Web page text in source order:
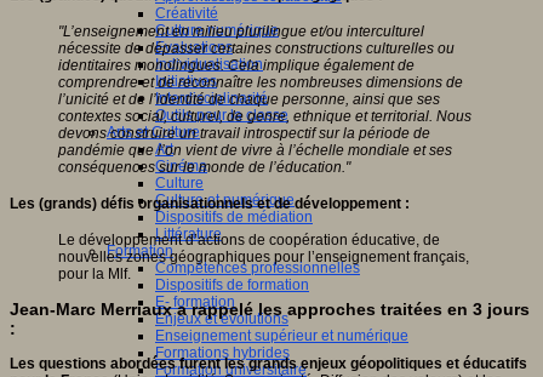
Créativité
Culture numérique
Evaluations
Individualisation
Initiatives
Interdisciplinarité
Outils pour la classe
Arts et Culture
Art
Cinéma
Culture
Culture et numérique
Dispositifs de médiation
Littérature
Formation
Compétences professionnelles
Dispositifs de formation
E- formation
Enjeux et évolutions
Enseignement supérieur et numérique
Formations hybrides
Formation universitaire
"L’enseignement en milieu plurilingue et/ou interculturel
nécessite de dépasser certaines constructions culturelles ou
identitaires monolingues. Cela implique également de
comprendre et de reconnaître les nombreuses dimensions de
l’unicité et de l’identité de chaque personne, ainsi que ses
contextes social, culturel, de genre, ethnique et territorial. Nous
devons construire un travail introspectif sur la période de
pandémie que l’on vient de vivre à l’échelle mondiale et ses
conséquences sur le monde de l’éducation."
Les (grands) défis organisationnels et de développement :
Le développement d’actions de coopération éducative, de
nouvelles zones géographiques pour l’enseignement français,
pour la Mlf.
Jean-Marc Merriaux a rappelé les approches traitées en 3 jours
:
Les questions abordées furent les grands enjeux géopolitiques et éducatifs